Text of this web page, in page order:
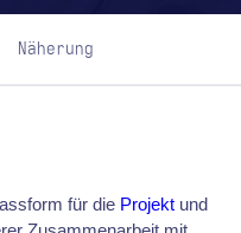
Näherung
für die Projekt und